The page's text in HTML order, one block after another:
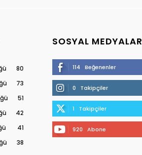
80
73
51
42
41
38
SOSYAL MEDYALAR
114 Beğenenler
0 Takipçiler
1 Takipçiler
920 Abone